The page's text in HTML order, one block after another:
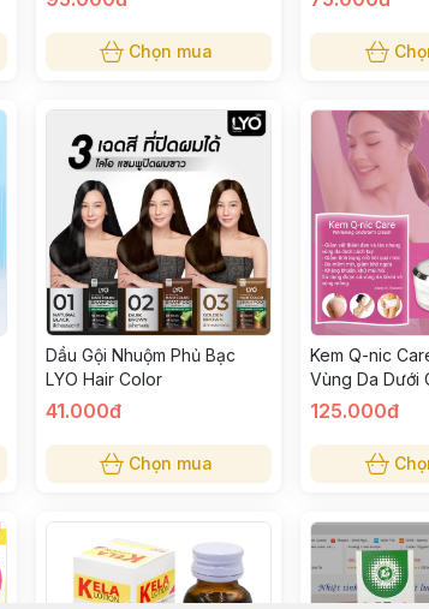
Chọn mua
Dầu Gội Nhuộm Phủ Bạc
LYO Hair Color
41.000đ
Chọn mua
Kem Q-nic
Vùng Da Dưới
125.000đ